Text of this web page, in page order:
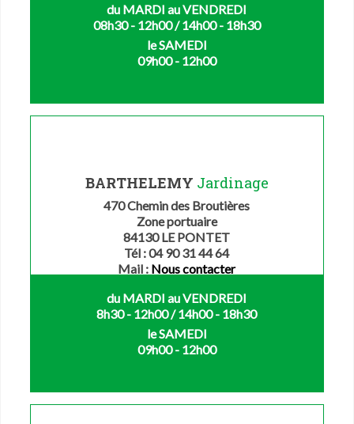
du MARDI au VENDREDI
08h30 - 12h00 / 14h00 - 18h30
le SAMEDI
09h00 - 12h00
BARTHELEMY Jardinage
470 Chemin des Broutières
Zone portuaire
84130 LE PONTET
Tél : 04 90 31 44 64
Mail : Nous contacter
du MARDI au VENDREDI
8h30 - 12h00 / 14h00 - 18h30
le SAMEDI
09h00 - 12h00